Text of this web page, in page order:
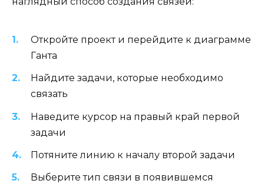
Откройте проект и перейдите к диаграмме
Ганта
Найдите задачи, которые необходимо
связать
Наведите курсор на правый край первой
задачи
Потяните линию к началу второй задачи
Выберите тип связи в появившемся